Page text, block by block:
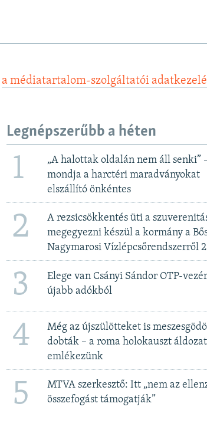
a médiatartalom-szolgáltatói
Legnépszerűbb a héten
1
„A halottak oldalán nem áll senki”
mondja a harctéri maradványokat
elszállító önkéntes
2
A rezsicsökkentés üti a
megegyezni készül a kormány a
Nagymarosi Vízlépcsőrendszerről
3
Elege van Csányi Sándor OTP-
újabb adókból
4
Még az újszülötteket is
dobták – a roma holokauszt
emlékezünk
5
MTVA szerkesztő: Itt „nem az
összefogást támogatják”